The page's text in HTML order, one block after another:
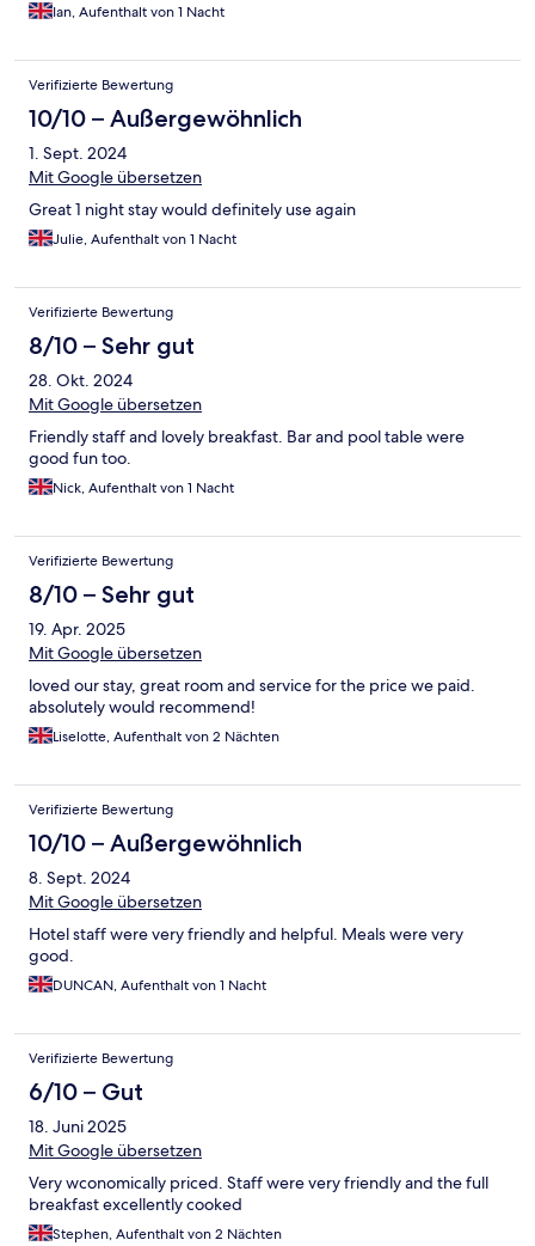
Ian, Aufenthalt von 1 Nacht
Verifizierte Bewertung
10/10 – Außergewöhnlich
1. Sept. 2024
Mit Google übersetzen
Great 1 night stay would definitely use again
Julie, Aufenthalt von 1 Nacht
Verifizierte Bewertung
8/10 – Sehr gut
28. Okt. 2024
Mit Google übersetzen
Friendly staff and lovely breakfast. Bar and pool table were
good fun too.
Nick, Aufenthalt von 1 Nacht
Verifizierte Bewertung
8/10 – Sehr gut
19. Apr. 2025
Mit Google übersetzen
loved our stay, great room and service for the price we paid.
absolutely would recommend!
Liselotte, Aufenthalt von 2 Nächten
Verifizierte Bewertung
10/10 – Außergewöhnlich
8. Sept. 2024
Mit Google übersetzen
Hotel staff were very friendly and helpful. Meals were very
good.
DUNCAN, Aufenthalt von 1 Nacht
Verifizierte Bewertung
6/10 – Gut
18. Juni 2025
Mit Google übersetzen
Very wconomically priced. Staff were very friendly and the full
breakfast excellently cooked
Stephen, Aufenthalt von 2 Nächten